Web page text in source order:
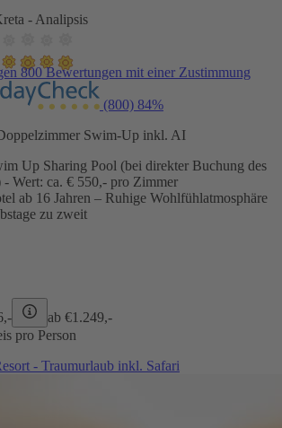
- Analipsis
800 Bewertungen mit einer Zustimmung
(800) 84%
Swim-Up inkl. AI
Up Sharing Pool (bei direkter Buchung des
Wert: ca. € 550,- pro Zimmer
ab 16 Jahren – Ruhige Wohlfühlatmosphäre
zu zweit
ab €1.249,-
pro Person
- Traumurlaub inkl. Safari